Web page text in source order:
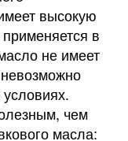
высокую
в
не имеет
чем
масла: